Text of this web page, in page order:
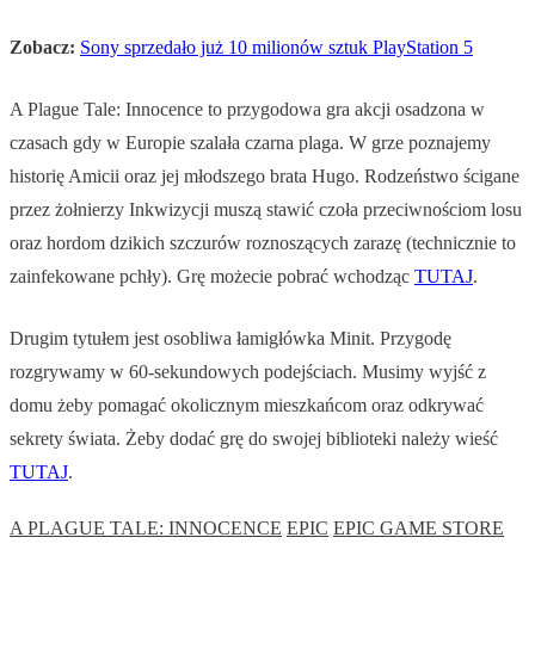
Zobacz: Sony sprzedało już 10 milionów sztuk PlayStation 5
A Plague Tale: Innocence to przygodowa gra akcji osadzona w
czasach gdy w Europie szalała czarna plaga. W grze poznajemy
historię Amicii oraz jej młodszego brata Hugo. Rodzeństwo ścigane
przez żołnierzy Inkwizycji muszą stawić czoła przeciwnościom losu
oraz hordom dzikich szczurów roznoszących zarazę (technicznie to
zainfekowane pchły). Grę możecie pobrać wchodząc TUTAJ.
Drugim tytułem jest osobliwa łamigłówka Minit. Przygodę
rozgrywamy w 60-sekundowych podejściach. Musimy wyjść z
domu żeby pomagać okolicznym mieszkańcom oraz odkrywać
sekrety świata. Żeby dodać grę do swojej biblioteki należy wieść
TUTAJ.
A PLAGUE TALE: INNOCENCE EPIC EPIC GAME STORE